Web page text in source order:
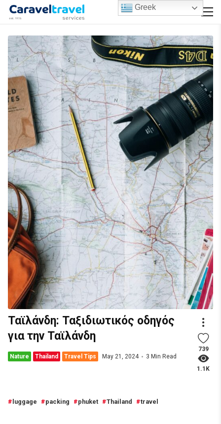
Ταϊλάνδη: Ταξιδιωτικός οδηγός
για την Ταϊλάνδη
Nature Thailand Travel Tips May 21, 2024 3 Min Read
739
1.1K
luggage packing phuket Thailand travel
Greek